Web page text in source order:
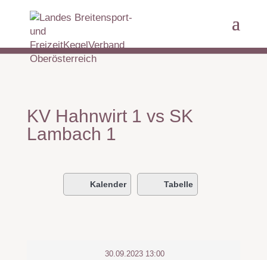
KV Hahnwirt 1 vs SK
Lambach 1
Kalender Tabelle
30.09.2023 13:00